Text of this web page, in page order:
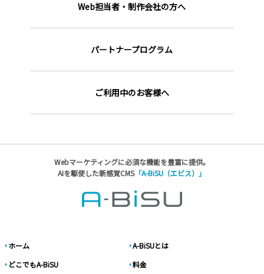
Web担当者・制作会社の方へ
パートナープログラム
ご利用中のお客様へ
Webマーケティングに必須な機能を豊富に提供。
AIを駆使した新感覚CMS「A-BiSU（エビス）」
ホーム
A-BiSUとは
どこでもA-BiSU
料金